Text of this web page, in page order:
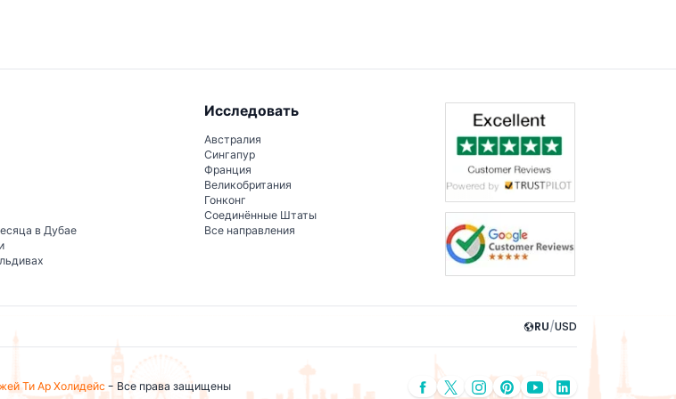
в Дубае
Исследовать
Австралия
Сингапур
Франция
Великобритания
Гонконг
Соединённые Штаты
Все направления
RU/USD
Ти Ар Холидейс- Все права защищены